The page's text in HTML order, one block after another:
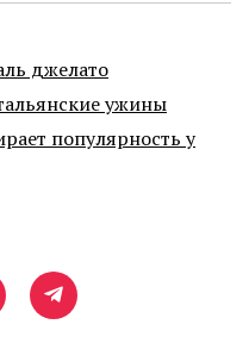
джелато
ужины
популярность у